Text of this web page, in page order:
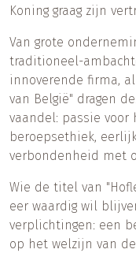
Koning graag zijn
Van grote
traditioneel-
innoverende firma,
van België" dragen
vaandel: passie
beroepsethiek,
verbondenheid met
Wie de titel van
eer waardig wil
verplichtingen: een
op het welzijn van